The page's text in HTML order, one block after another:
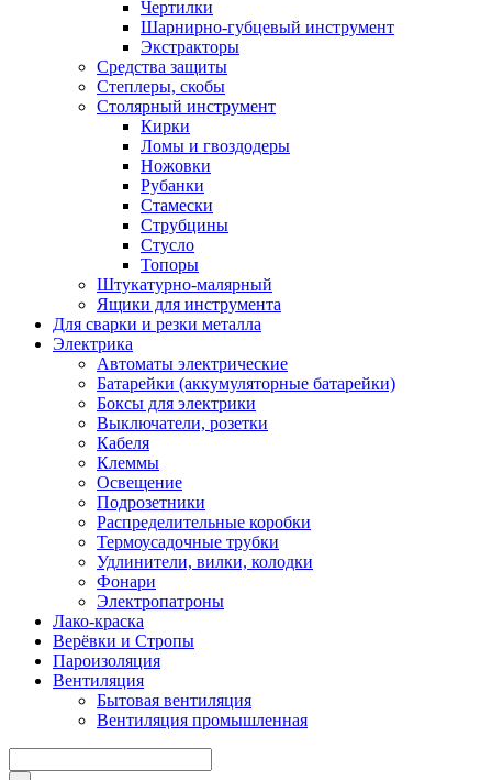
Чертилки
Шарнирно-губцевый инструмент
Экстракторы
Средства защиты
Степлеры, скобы
Столярный инструмент
Кирки
Ломы и гвоздодеры
Ножовки
Рубанки
Стамески
Струбцины
Стусло
Топоры
Штукатурно-малярный
Ящики для инструмента
Для сварки и резки металла
Электрика
Автоматы электрические
Батарейки (аккумуляторные батарейки)
Боксы для электрики
Выключатели, розетки
Кабеля
Клеммы
Освещение
Подрозетники
Распределительные коробки
Термоусадочные трубки
Удлинители, вилки, колодки
Фонари
Электропатроны
Лако-краска
Верёвки и Стропы
Пароизоляция
Вентиляция
Бытовая вентиляция
Вентиляция промышленная